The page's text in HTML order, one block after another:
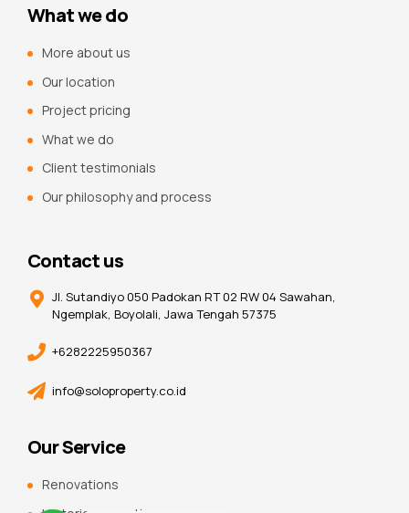
What we do
More about us
Our location
Project pricing
What we do
Client testimonials
Our philosophy and process
Contact us
Jl. Sutandiyo 050 Padokan RT 02 RW 04 Sawahan,
Ngemplak, Boyolali, Jawa Tengah 57375
+6282225950367
info@soloproperty.co.id
Our Service
Renovations